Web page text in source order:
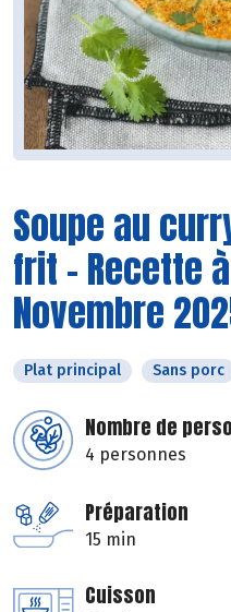
Soupe au
frit - Recette
Novembre
Plat principal Sans porc
Nombre de
4 personnes
Préparation
15 min
Cuisson